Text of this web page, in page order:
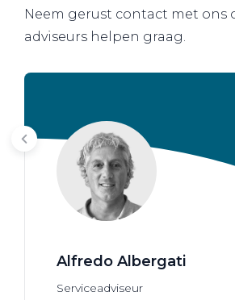
Neem gerust contact met ons
adviseurs helpen graag.
Alfredo Albergati
Serviceadviseur